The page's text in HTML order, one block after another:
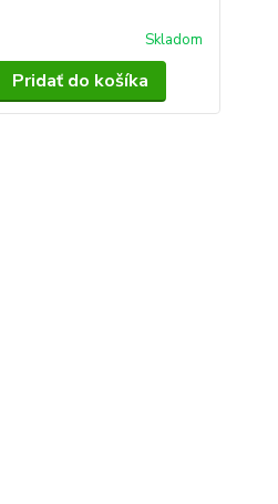
Skladom
Pridať do košíka